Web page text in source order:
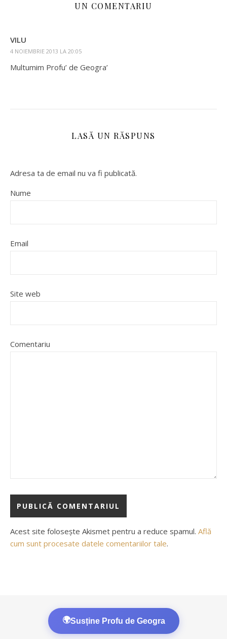
UN COMENTARIU
VILU
4 NOIEMBRIE 2013 LA 20:05
Multumim Profu’ de Geogra’
LASĂ UN RĂSPUNS
Adresa ta de email nu va fi publicată.
Nume
Email
Site web
Comentariu
Acest site folosește Akismet pentru a reduce spamul. Află
cum sunt procesate datele comentariilor tale.
🌍Susține Profu de Geogra